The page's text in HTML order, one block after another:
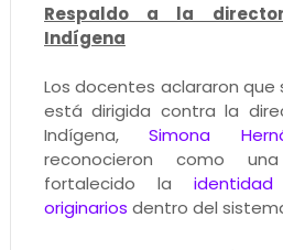
Respaldo a la
Indígena
Los docentes aclararon que
está dirigida contra la
Indígena,Simona
reconocieron como
fortalecido la
originarios dentro del